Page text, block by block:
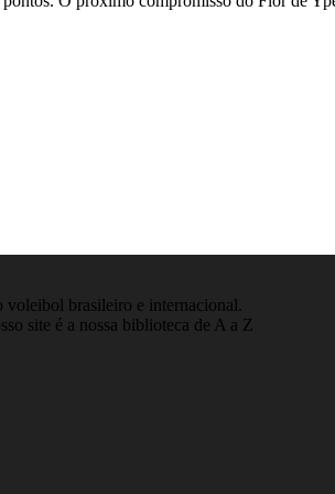
voleibol brasileiro e internacional.
site é a nossa biblioteca de A a Z